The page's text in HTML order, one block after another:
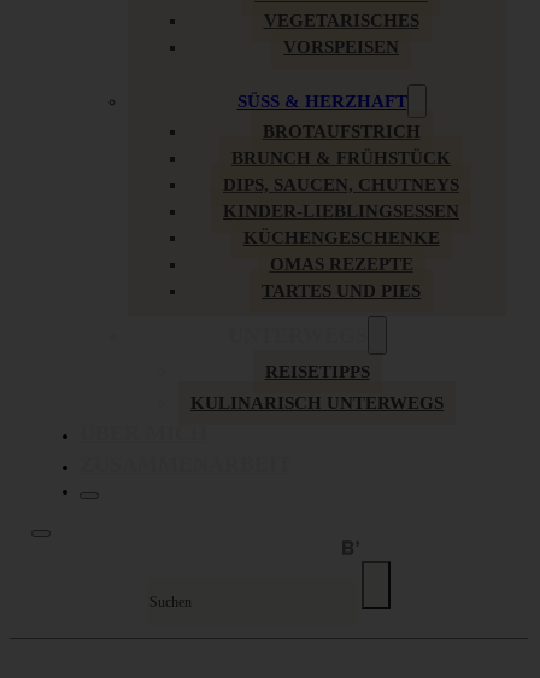
VEGETARISCHES
VORSPEISEN
SÜSS & HERZHAFT
BROTAUFSTRICH
BRUNCH & FRÜHSTÜCK
DIPS, SAUCEN, CHUTNEYS
KINDER-LIEBLINGSESSEN
KÜCHENGESCHENKE
OMAS REZEPTE
TARTES UND PIES
REISETIPPS
KULINARISCH UNTERWEGS